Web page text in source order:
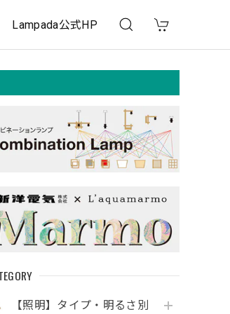
Lampada公式HP
【照明】タイプ・明るさ別